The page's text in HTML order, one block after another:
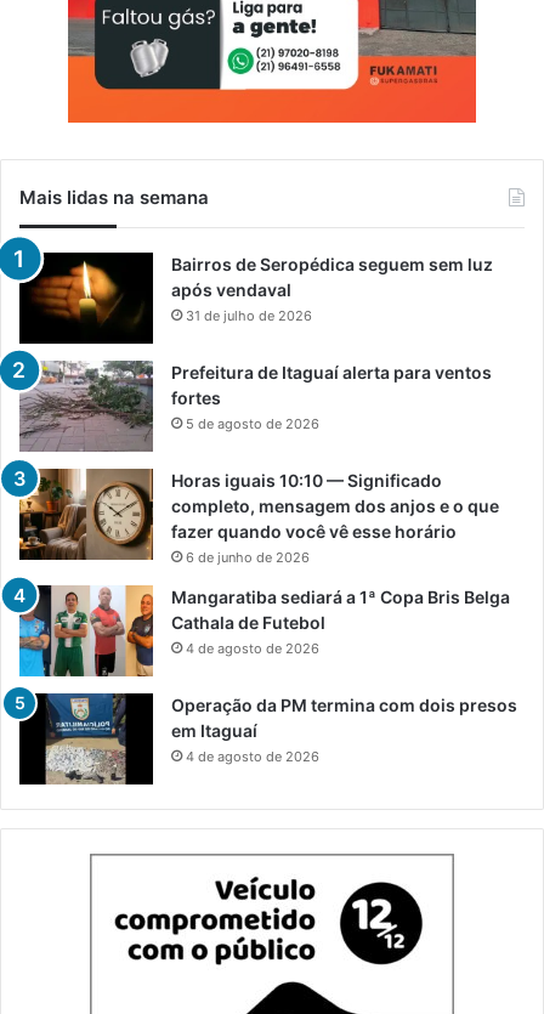
Mais lidas na semana
Bairros de Seropédica seguem sem luz
após vendaval
31 de julho de 2026
Prefeitura de Itaguaí alerta para ventos
fortes
5 de agosto de 2026
Horas iguais 10:10 — Significado
completo, mensagem dos anjos e o que
fazer quando você vê esse horário
6 de junho de 2026
Mangaratiba sediará a 1ª Copa Bris Belga
Cathala de Futebol
4 de agosto de 2026
Operação da PM termina com dois presos
em Itaguaí
4 de agosto de 2026